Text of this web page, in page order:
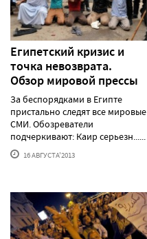
Египетский кризис и
точка невозврата.
Обзор мировой прессы
За беспорядками в Египте
пристально следят все мировые
СМИ. Обозреватели
подчеркивают: Каир серьезн......
16 АВГУСТА'2013